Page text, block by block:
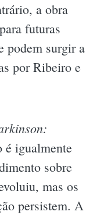
a obra
futuras
podem surgir a
por Ribeiro e
é igualmente
sobre
mas os
persistem. A